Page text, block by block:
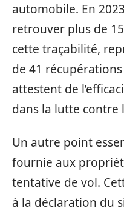
automobile. En
retrouver plus de
cette traçabilité,
de 41
attestent de
dans la lutte contre
Un autre point
fournie aux
tentative de vol.
à la déclaration du